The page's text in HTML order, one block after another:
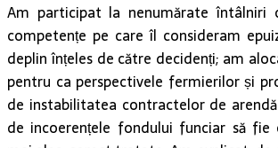
Am participat la nenumărate întâlniri
competențe pe care îl consideram
deplin înțeles de către decidenți; am
pentru ca perspectivele fermierilor și
de instabilitatea contractelor de
de incoerențele fondului funciar să fie